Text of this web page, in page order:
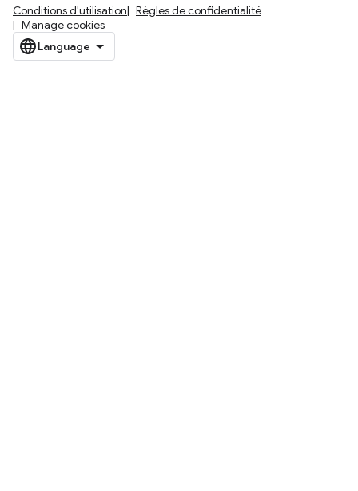
Conditions d'utilisation
Règles de confidentialité
Manage cookies